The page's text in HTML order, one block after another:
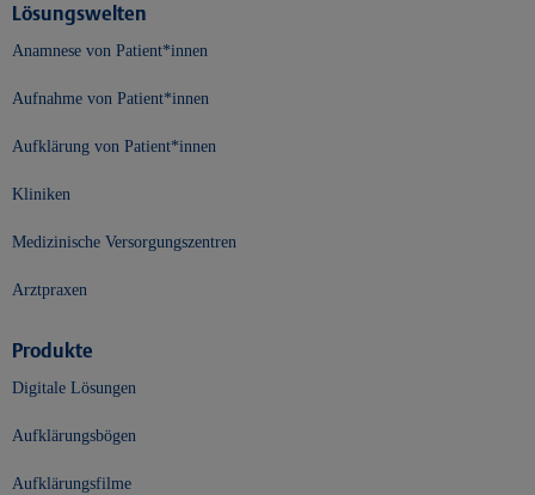
Lösungswelten
Anamnese von Patient*innen
Aufnahme von Patient*innen
Aufklärung von Patient*innen
Kliniken
Medizinische Versorgungszentren
Arztpraxen
Produkte
Digitale Lösungen
Aufklärungsbögen
Aufklärungsfilme